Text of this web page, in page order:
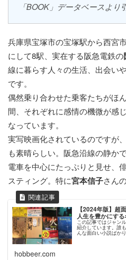
「BOOK」データベースより
兵庫県宝塚市の宝塚駅から西宮
にして8駅、実在する阪急電鉄の
線に暮らす人々の生活、出会い
です。
偶然乗り合わせた乗客たちがほ
間、それぞれに感情の機微が感
なっています。
実写映画化されているのですが
も素晴らしい。阪急沿線の静か
電車を中心にたっぷりと見せ、
スティング。特に宮本信子さん
【2024年版】超
人生を豊かにする
この記事ではジャン
紹介しています。誰
んな面白い小説ばか
hobbeer.com